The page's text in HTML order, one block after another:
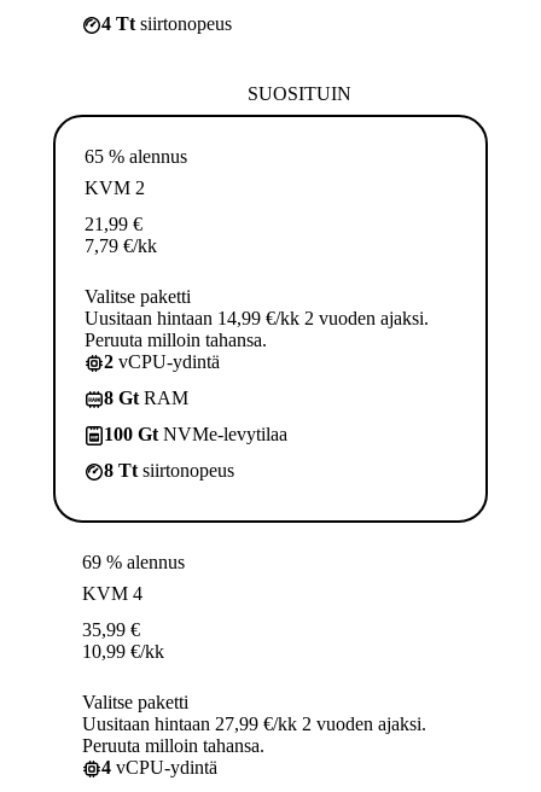
4 Tt siirtonopeus
SUOSITUIN
65 % alennus
KVM 2
21,99 €
7,79 €/kk
Valitse paketti
Uusitaan hintaan 14,99 €/kk 2 vuoden ajaksi.
Peruuta milloin tahansa.
2 vCPU-ydintä
8 Gt RAM
100 Gt NVMe-levytilaa
8 Tt siirtonopeus
69 % alennus
KVM 4
35,99 €
10,99 €/kk
Valitse paketti
Uusitaan hintaan 27,99 €/kk 2 vuoden ajaksi.
Peruuta milloin tahansa.
4 vCPU-ydintä